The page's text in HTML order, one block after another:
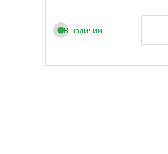
В наличии